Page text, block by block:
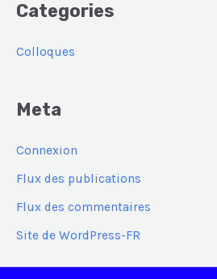
Categories
Colloques
Meta
Connexion
Flux des publications
Flux des commentaires
Site de WordPress-FR